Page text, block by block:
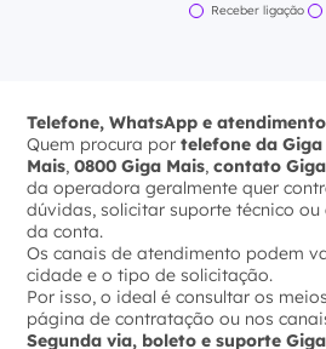
Receber ligação
Telefone, WhatsApp e
Quem procura portelefone da Giga
Mais,0800 Giga Mais,contato
da operadora geralmente quer
dúvidas, solicitar suporte técnico ou
da conta.
Os canais de atendimento podem
cidade e o tipo de solicitação.
Por isso, o ideal é consultar os
página de contratação ou nos
Segunda via, boleto e suporte